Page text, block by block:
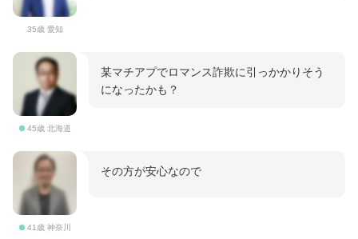
35歳 愛知
45歳 北海道
某マチアプでロマンス詐欺に引っかかりそう
になったかも？
41歳 神奈川
その方が安心なので